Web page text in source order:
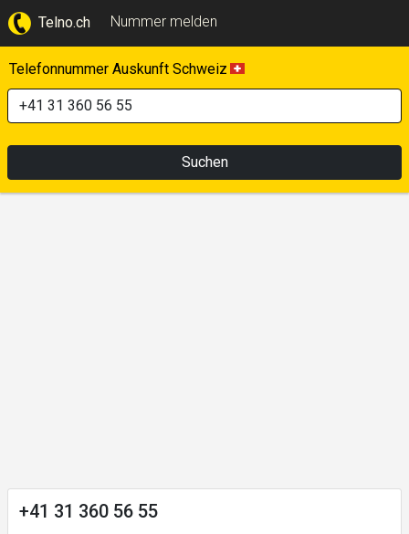
Telno.ch Nummer melden
Telefonnummer Auskunft Schweiz
Suchen
+41 31 360 56 55